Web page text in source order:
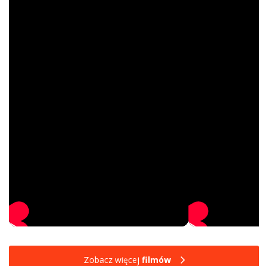
Zobacz więcej filmów